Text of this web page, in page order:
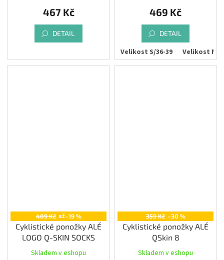
467 Kč
DETAIL
469 Kč
DETAIL
Velikost S/36-39 Velikost M/
409 Kč až–19 %
Cyklistické ponožky ALÉ
LOGO Q-SKIN SOCKS
PrůměrnéSkladem v eshopu
359 Kč –30 %
Cyklistické ponožky ALÉ
QSkin 8
Skladem v eshopu